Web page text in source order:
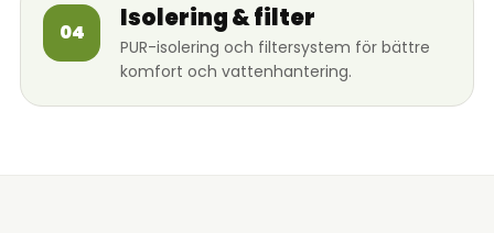
04 Isolering & filter
PUR-isolering och filtersystem för bättre
komfort och vattenhantering.